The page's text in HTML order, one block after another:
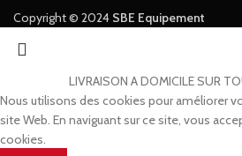
Copyright © 2024 SBE Equipement
LIVRAISON A DOMICILE SUR
Nous utilisons des cookies pour améliorer
site Web. En naviguant sur ce site, vous
cookies.